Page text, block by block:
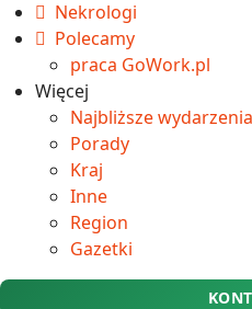
Nekrologi
Polecamy
praca GoWork.pl
Więcej
Najbliższe wydarzenia
Porady
Kraj
Inne
Region
Gazetki